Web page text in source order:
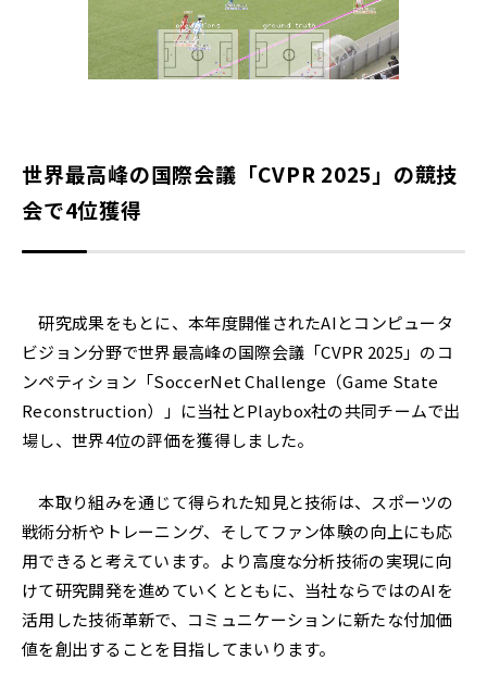
世界最高峰の国際会議「CVPR 2025」の競技
会で4位獲得
研究成果をもとに、本年度開催されたAIとコンピュータ
ビジョン分野で世界最高峰の国際会議「CVPR 2025」のコ
ンペティション「SoccerNet Challenge（Game State
Reconstruction）」に当社とPlaybox社の共同チームで出
場し、世界4位の評価を獲得しました。
本取り組みを通じて得られた知見と技術は、スポーツの
戦術分析やトレーニング、そしてファン体験の向上にも応
用できると考えています。より高度な分析技術の実現に向
けて研究開発を進めていくとともに、当社ならではのAIを
活用した技術革新で、コミュニケーションに新たな付加価
値を創出することを目指してまいります。